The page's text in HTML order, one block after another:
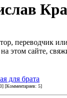
переводчик
этом сайте,
для брата
[Комментариев: 5]